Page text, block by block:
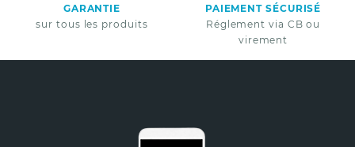
GARANTIE
sur tous les produits
PAIEMENT SÉCURISÉ
Réglement via CB ou
virement